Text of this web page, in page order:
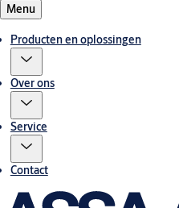
Menu
Producten en oplossingen
Over ons
Service
Contact